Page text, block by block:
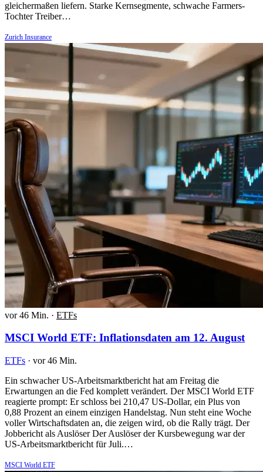
gleichermaßen liefern. Starke Kernsegmente, schwache Farmers-
Tochter Treiber…
Zurich Insurance
vor 46 Min. · ETFs
MSCI World ETF: Inflationsdaten am 12. August
ETFs · vor 46 Min.
Ein schwacher US-Arbeitsmarktbericht hat am Freitag die
Erwartungen an die Fed komplett verändert. Der MSCI World ETF
reagierte prompt: Er schloss bei 210,47 US-Dollar, ein Plus von
0,88 Prozent an einem einzigen Handelstag. Nun steht eine Woche
voller Wirtschaftsdaten an, die zeigen wird, ob die Rally trägt. Der
Jobbericht als Auslöser Der Auslöser der Kursbewegung war der
US-Arbeitsmarktbericht für Juli.…
MSCI World ETF